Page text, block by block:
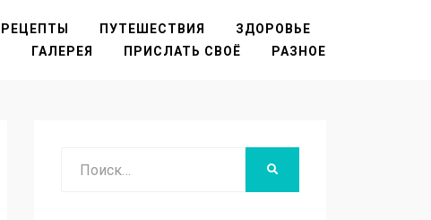
РЕЦЕПТЫ ПУТЕШЕСТВИЯ
ЗДОРОВЬЕ
ГАЛЕРЕЯ ПРИСЛАТЬ СВОЁ РАЗНОЕ